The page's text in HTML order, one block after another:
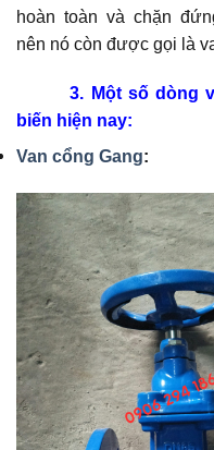
hoàn toàn và chặn
nên nó còn được gọi là
3. Một số dòng
biến hiện nay:
Van cổng Gang: